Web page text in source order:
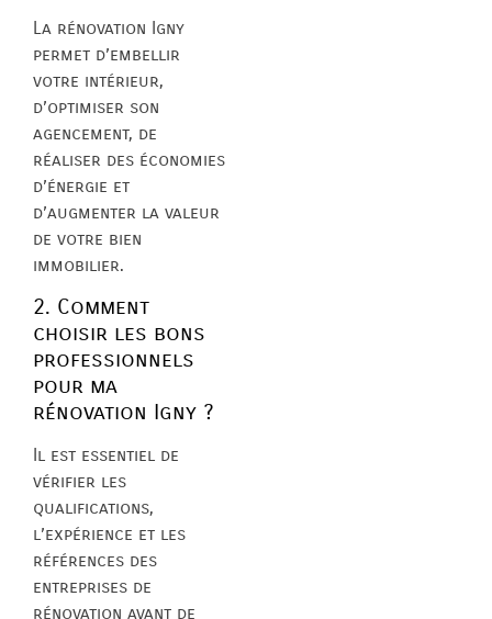
La rénovation Igny
permet d’embellir
votre intérieur,
d’optimiser son
agencement, de
réaliser des économies
d’énergie et
d’augmenter la valeur
de votre bien
immobilier.
2. Comment
choisir les bons
professionnels
pour ma
rénovation Igny ?
Il est essentiel de
vérifier les
qualifications,
l’expérience et les
références des
entreprises de
rénovation avant de